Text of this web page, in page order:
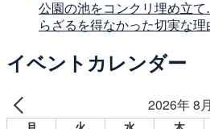
公園の池をコンクリ埋め立
らざるを得なかった切実な理
イベントカレンダー
2026年 8月